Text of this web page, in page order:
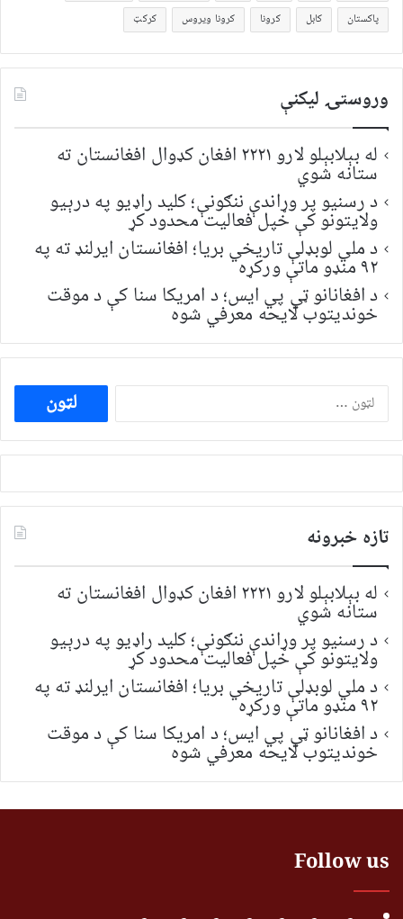
پاکستان
کابل کرونا کرونا ویروس کرکټ
وروستۍ ليکنې
له بېلابېلو لارو ۲۲۲۱ افغان کډوال افغانستان ته
ستانه شوي
د رسنیو پر وړاندې ننګونې؛ کلید راډیو په درېیو
ولایتونو کې خپل فعالیت محدود کړ
د ملي لوبډلې تاریخي بریا؛ افغانستان ایرلنډ ته په
۹۲ منډو ماتې ورکړه
د افغانانو ټي پي ایس؛ د امریکا سنا کې د موقت
خونديتوب لایحه معرفي شوه
ددی
لپاره
لټون:
تازه خبرونه
له بېلابېلو لارو ۲۲۲۱ افغان کډوال افغانستان ته
ستانه شوي
د رسنیو پر وړاندې ننګونې؛ کلید راډیو په درېیو
ولایتونو کې خپل فعالیت محدود کړ
د ملي لوبډلې تاریخي بریا؛ افغانستان ایرلنډ ته په
۹۲ منډو ماتې ورکړه
د افغانانو ټي پي ایس؛ د امریکا سنا کې د موقت
خونديتوب لایحه معرفي شوه
Follow us